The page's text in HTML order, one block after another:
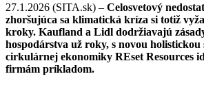
27.1.2026 (SITA.sk) – Celosvetový
zhoršujúca sa klimatická kríza si totiž
kroky. Kaufland a Lidl dodržiavajú
hospodárstva už roky, s novou holistickou
cirkulárnej ekonomiky REset Resources
firmám príkladom.